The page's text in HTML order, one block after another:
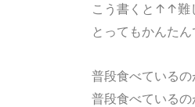
こう書くと↑↑難
とってもかんた
普段食べているの
普段食べているの